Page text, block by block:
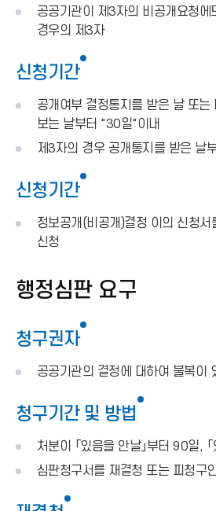
공공기관이 제3자의 비공개요청
경우의 제3자
신청기간
공개여부 결정통지를 받은 날 또
보는 날부터 "30일"이내
제3자의 경우 공개통지를 받은 날
신청기간
정보공개(비공개)결정 이의 신청
신청
행정심판 요구
청구권자
공공기관의 결정에 대하여 불복이
청구기간 및 방법
처분이 「있음을 안날」부터 90일,
심판청구서를 재결청 또는 피청구